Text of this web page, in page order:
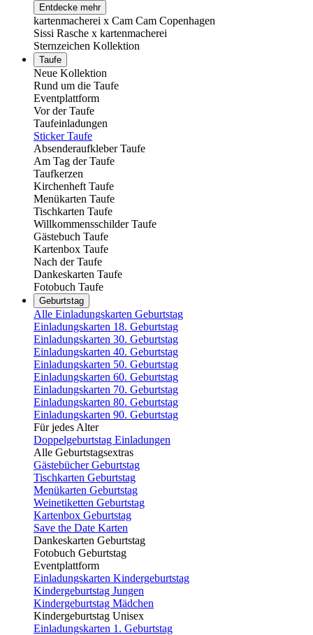
Entdecke mehr
kartenmacherei x Cam Cam Copenhagen
Sissi Rasche x kartenmacherei
Sternzeichen Kollektion
Taufe
Neue Kollektion
Rund um die Taufe
Eventplattform
Vor der Taufe
Taufeinladungen
Sticker Taufe
Absenderaufkleber Taufe
Am Tag der Taufe
Taufkerzen
Kirchenheft Taufe
Menükarten Taufe
Tischkarten Taufe
Willkommensschilder Taufe
Gästebuch Taufe
Kartenbox Taufe
Nach der Taufe
Dankeskarten Taufe
Fotobuch Taufe
Geburtstag
Alle Einladungskarten Geburtstag
Einladungskarten 18. Geburtstag
Einladungskarten 30. Geburtstag
Einladungskarten 40. Geburtstag
Einladungskarten 50. Geburtstag
Einladungskarten 60. Geburtstag
Einladungskarten 70. Geburtstag
Einladungskarten 80. Geburtstag
Einladungskarten 90. Geburtstag
Für jedes Alter
Doppelgeburtstag Einladungen
Alle Geburtstagsextras
Gästebücher Geburtstag
Tischkarten Geburtstag
Menükarten Geburtstag
Weinetiketten Geburtstag
Kartenbox Geburtstag
Save the Date Karten
Dankeskarten Geburtstag
Fotobuch Geburtstag
Eventplattform
Einladungskarten Kindergeburtstag
Kindergeburtstag Jungen
Kindergeburtstag Mädchen
Kindergeburtstag Unisex
Einladungskarten 1. Geburtstag